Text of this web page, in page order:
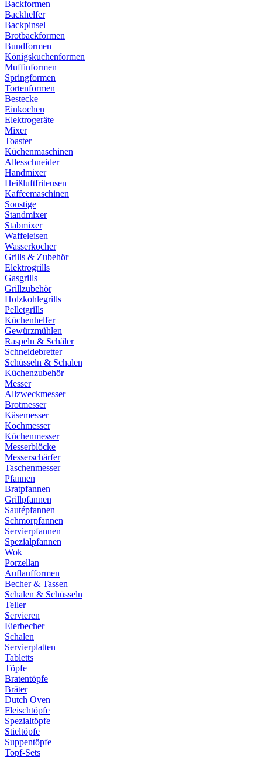
Backformen
Backhelfer
Backpinsel
Brotbackformen
Bundformen
Königskuchenformen
Muffinformen
Springformen
Tortenformen
Bestecke
Einkochen
Elektrogeräte
Mixer
Toaster
Küchenmaschinen
Allesschneider
Handmixer
Heißluftfriteusen
Kaffeemaschinen
Sonstige
Standmixer
Stabmixer
Waffeleisen
Wasserkocher
Grills & Zubehör
Elektrogrills
Gasgrills
Grillzubehör
Holzkohlegrills
Pelletgrills
Küchenhelfer
Gewürzmühlen
Raspeln & Schäler
Schneidebretter
Schüsseln & Schalen
Küchenzubehör
Messer
Allzweckmesser
Brotmesser
Käsemesser
Kochmesser
Küchenmesser
Messerblöcke
Messerschärfer
Taschenmesser
Pfannen
Bratpfannen
Grillpfannen
Sautépfannen
Schmorpfannen
Servierpfannen
Spezialpfannen
Wok
Porzellan
Auflaufformen
Becher & Tassen
Schalen & Schüsseln
Teller
Servieren
Eierbecher
Schalen
Servierplatten
Tabletts
Töpfe
Bratentöpfe
Bräter
Dutch Oven
Fleischtöpfe
Spezialtöpfe
Stieltöpfe
Suppentöpfe
Topf-Sets